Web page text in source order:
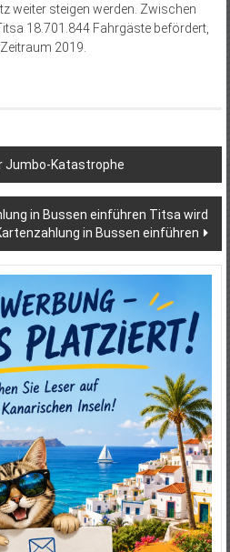
weiter steigen werden. Zwischen
18.701.844 Fahrgäste befördert,
2019.
Jumbo-Katastrophe
in Bussen einführen Titsa wird
in Bussen einführen